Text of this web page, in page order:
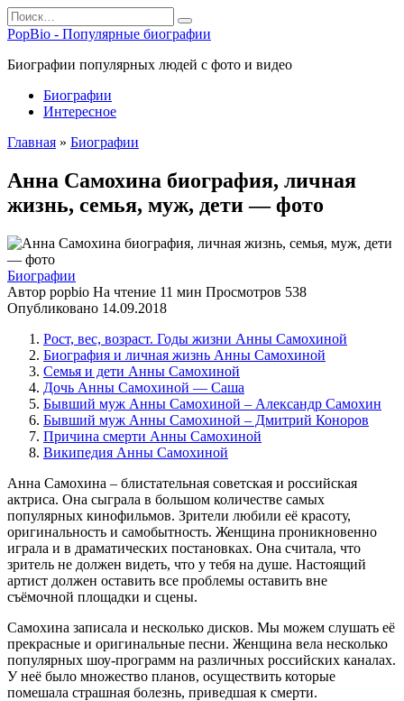
Перейти
к
содержанию
Search
for:
PopBio - Популярные биографии
Биографии популярных людей с фото и видео
Биографии
Интересное
Главная » Биографии
Анна Самохина биография, личная
жизнь, семья, муж, дети — фото
Биографии
Автор popbio На чтение 11 мин Просмотров 538
Опубликовано 14.09.2018
Рост, вес, возраст. Годы жизни Анны Самохиной
Биография и личная жизнь Анны Самохиной
Семья и дети Анны Самохиной
Дочь Анны Самохиной — Саша
Бывший муж Анны Самохиной – Александр Самохин
Бывший муж Анны Самохиной – Дмитрий Коноров
Причина смерти Анны Самохиной
Википедия Анны Самохиной
Анна Самохина – блистательная советская и российская
актриса. Она сыграла в большом количестве самых
популярных кинофильмов. Зрители любили её красоту,
оригинальность и самобытность. Женщина проникновенно
играла и в драматических постановках. Она считала, что
зритель не должен видеть, что у тебя на душе. Настоящий
артист должен оставить все проблемы оставить вне
съёмочной площадки и сцены.
Самохина записала и несколько дисков. Мы можем слушать её
прекрасные и оригинальные песни. Женщина вела несколько
популярных шоу-программ на различных российских каналах.
У неё было множество планов, осуществить которые
помешала страшная болезнь, приведшая к смерти.